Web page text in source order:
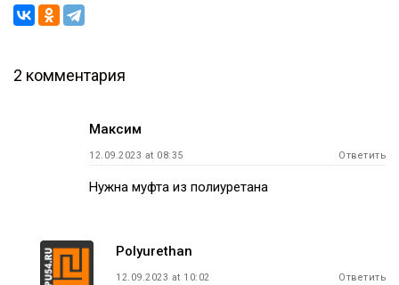
Навигация
2 комментария
Максим
12.09.2023 at 08:35 Ответить
Нужна муфта из полиуретана
Polyurethan
12.09.2023 at 10:02 Ответить